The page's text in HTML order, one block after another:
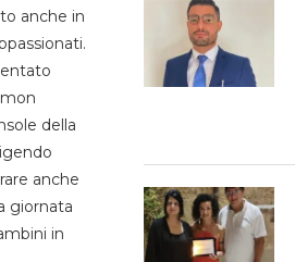
anche in
della
anche
giornata
in